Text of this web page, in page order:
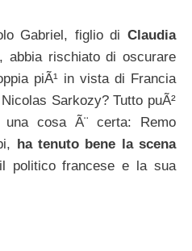
Gabriel, figlio di Claudia
, abbia rischiato di oscurare
piÃ¹ in vista di Francia
Sarkozy? Tutto puÃ²
cosa Ã¨ certa: Remo
ha tenuto bene la scena
politico francese e la sua